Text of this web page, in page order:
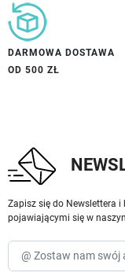
DARMOWA DOSTAWA
OD 500 ZŁ
Zapisz się do Newslettera
pojawiającymi się w